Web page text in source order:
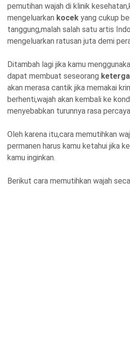
pemutihan wajah di klinik
mengeluarkan kocek yang cukup
tanggung,malah salah satu artis
mengeluarkan ratusan juta demi
Ditambah lagi jika kamu
dapat membuat seseorang
akan merasa cantik jika memakai
berhenti,wajah akan kembali ke
menyebabkan turunnya rasa
Oleh karena itu,cara memutihkan
permanen harus kamu ketahui jika
kamu inginkan.
Berikut cara memutihkan wajah